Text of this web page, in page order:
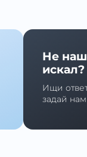
Не
искал?
Ищи
задай